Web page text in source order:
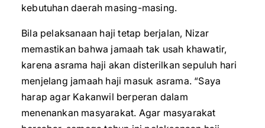
kebutuhan daerah masing-masing.
Bila pelaksanaan haji tetap berjalan, Nizar
memastikan bahwa jamaah tak usah khawatir,
karena asrama haji akan disterilkan sepuluh hari
menjelang jamaah haji masuk asrama. “Saya
harap agar Kakanwil berperan dalam
menenankan masyarakat. Agar masyarakat